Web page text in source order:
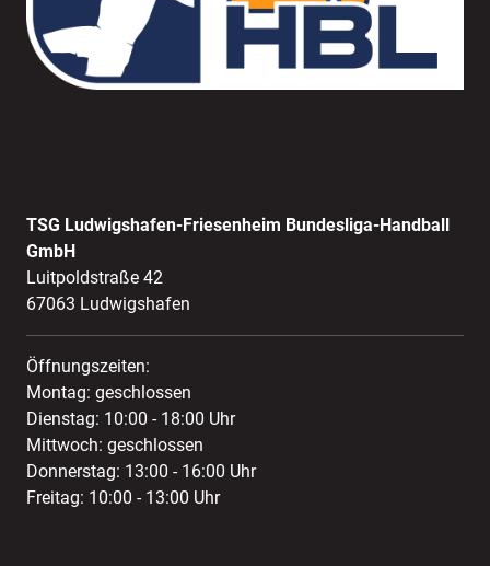
TSG Ludwigshafen-Friesenheim Bundesliga-Handball
GmbH
Luitpoldstraße 42
67063 Ludwigshafen
Öffnungszeiten:
Montag: geschlossen
Dienstag: 10:00 - 18:00 Uhr
Mittwoch: geschlossen
Donnerstag: 13:00 - 16:00 Uhr
Freitag: 10:00 - 13:00 Uhr